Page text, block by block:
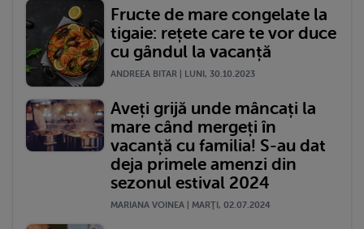
Fructe de mare congelate la
tigaie: rețete care te vor duce
cu gândul la vacanță
ANDREEA BITAR | LUNI, 30.10.2023
Aveți grijă unde mâncați la
mare când mergeți în
vacanță cu familia! S-au dat
deja primele amenzi din
sezonul estival 2024
MARIANA VOINEA | MARŢI, 02.07.2024